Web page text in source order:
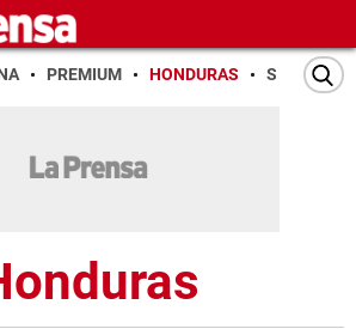
PREMIUM HONDURAS SAN PEDRO